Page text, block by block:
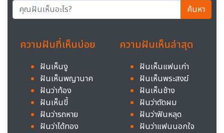
ค้นหา
ความฝันที่เห็นบ่อย
ฝันเห็นงู
ฝันเห็นพญานาค
ฝันว่าท้อง
ฝันเห็นขี้
ฝันว่ารถหาย
ฝันว่าได้ทอง
ความฝันเห็นล่าสุด
ฝันเห็นแฟนเก่า
ฝันเห็นพระสงฆ์
ฝันเห็นช้าง
ฝันว่าตัดผม
ฝันว่าฟันหลุด
ฝันว่าแฟนนอกใจ